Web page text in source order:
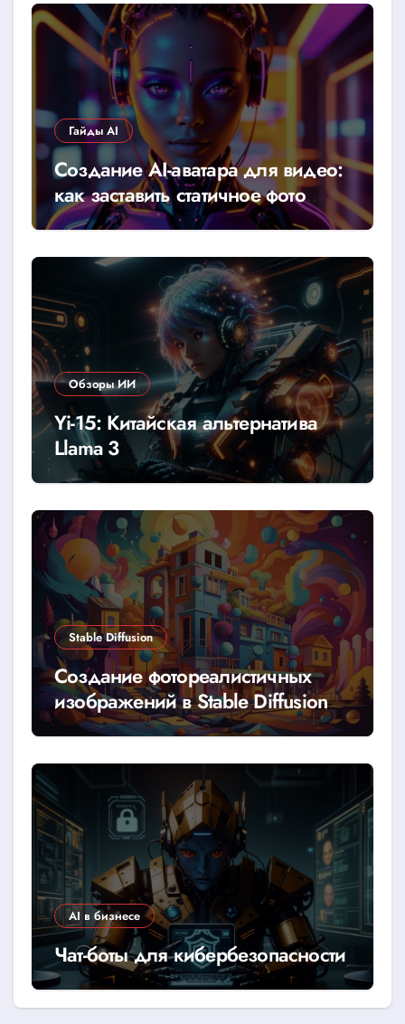
Гайды AI
Создание AI-аватара для видео:
как заставить статичное фото
говорить
Обзоры ИИ
Yi-15: Китайская альтернатива
Llama 3
Stable Diffusion
Создание фотореалистичных
изображений в Stable Diffusion
AI в бизнесе
Чат-боты для кибербезопасности